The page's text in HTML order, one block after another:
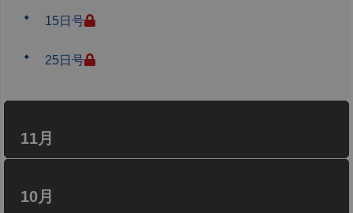
15日号
25日号
11月
10月